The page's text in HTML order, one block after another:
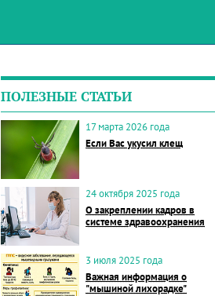
ПОЛЕЗНЫЕ СТАТЬИ
17 марта 2026 года
Если Вас укусил клещ
24 октября 2025 года
О закреплении кадров в
системе здравоохранения
3 июля 2025 года
Важная информация о
"мышиной лихорадке"